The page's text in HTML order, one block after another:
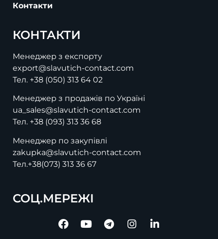
Контакти
КОНТАКТИ
Менеджер з експорту
export@slavutich-contact.com
Тел. +38 (050) 313 64 02
Менеджер з продажів по Україні
ua_sales@slavutich-contact.com
Тел. +38 (093) 313 36 68
Менеджер по закупівлі
zakupka@slavutich-contact.com
Тел.+38(073) 313 36 67
СОЦ.МЕРЕЖІ